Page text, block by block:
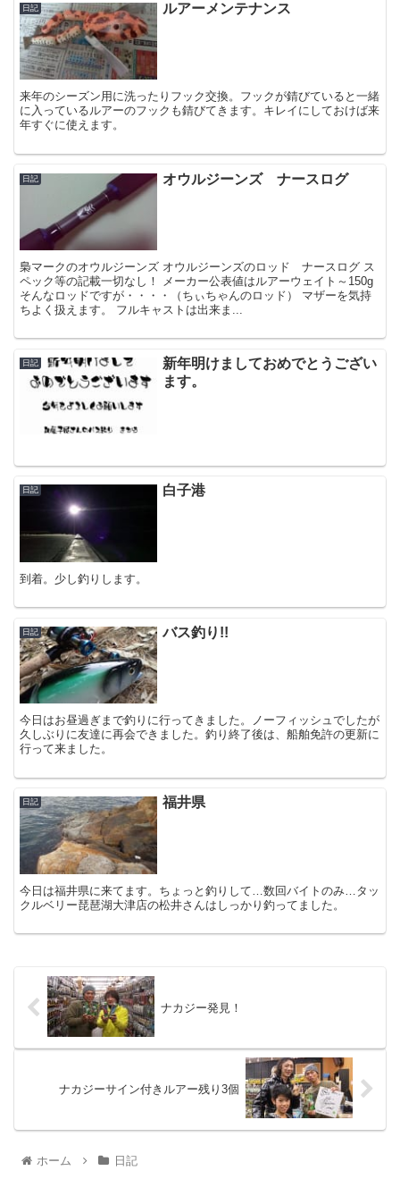
日記 ルアーメンテナンス
来年のシーズン用に洗ったりフック交換。フックが錆びていると一緒
に入っているルアーのフックも錆びてきます。キレイにしておけば来
年すぐに使えます。
日記 オウルジーンズ ナースログ
梟マークのオウルジーンズ オウルジーンズのロッド ナースログ ス
ペック等の記載一切なし！ メーカー公表値はルアーウェイト～150g
そんなロッドですが・・・・（ちぃちゃんのロッド） マザーを気持
ちよく扱えます。 フルキャストは出来ま...
日記
新年明けましておめでとうござい
ます。
日記 白子港
到着。少し釣りします。
日記 バス釣り!!
今日はお昼過ぎまで釣りに行ってきました。ノーフィッシュでしたが
久しぶりに友達に再会できました。釣り終了後は、船舶免許の更新に
行って来ました。
日記 福井県
今日は福井県に来てます。ちょっと釣りして…数回バイトのみ…タッ
クルベリー琵琶湖大津店の松井さんはしっかり釣ってました。
ナカジー発見！
ナカジーサイン付きルアー残り3個
ホーム 日記